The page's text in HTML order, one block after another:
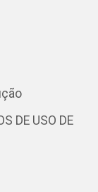
DE USO DE